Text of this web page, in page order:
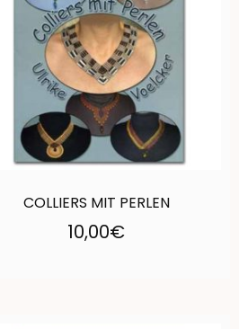
COLLIERS MIT PERLEN
10,00€